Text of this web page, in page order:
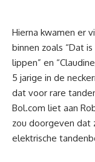
Hierna kwamen er
binnen zoals “Dat
lippen” en
5 jarige in de
dat voor rare
Bol.com liet aan
zou doorgeven dat
elektrische